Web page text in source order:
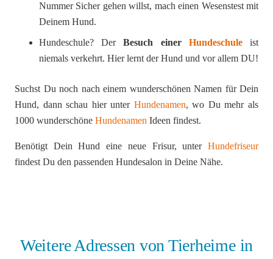
Nummer Sicher gehen willst, mach einen Wesenstest mit
Deinem Hund.
Hundeschule? DerBesuch einer Hundeschule
ist
niemals verkehrt. Hier lernt der Hund und vor allem DU!
Suchst Du noch nach einem wunderschönen Namen für Dein
Hund, dann schau hier unter Hundenamen, wo Du mehr als
1000 wunderschöne Hundenamen Ideen findest.
Benötigt Dein Hund eine neue Frisur, unter Hundefriseur
findest Du den passenden Hundesalon in Deine Nähe.
Weitere Adressen von Tierheime in